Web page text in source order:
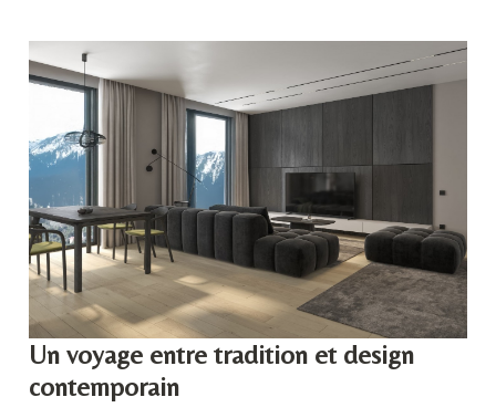
Un voyage entre tradition et design
contemporain